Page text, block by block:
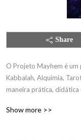
Share
O Projeto Mayhem é
Kabbalah, Alquimia,
maneira prática,
Show more >>